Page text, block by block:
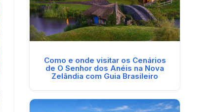
Como e onde visitar os Cenários
de O Senhor dos Anéis na Nova
Zelândia com Guia Brasileiro